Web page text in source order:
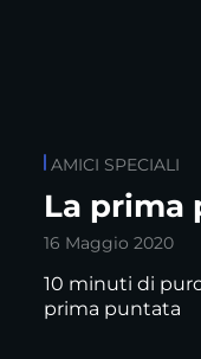
AMICI SPECIALI
La prima
16 Maggio 2020
10 minuti di
prima puntata